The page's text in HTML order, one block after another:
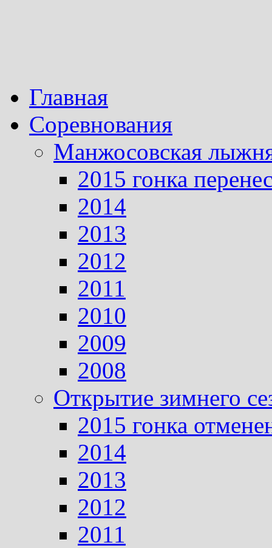
Главная
Соревнования
Манжосовская
2015 гонка
2014
2013
2012
2011
2010
2009
2008
Открытие зимнего
2015 гонка
2014
2013
2012
2011